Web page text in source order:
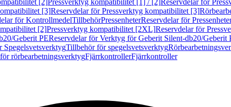
[2]Pressverktyg kompatibilitet [1] / [2]Reservdelar för
[3]Reservdelar för Pressverktyg kompatibilitet [3]
för KontrollmedelTillbehörPressenheterReservdelar för
[2]Pressverktyg kompatibilitet [2XL]Reservdelar för
Geberit PEReservdelar för Verktyg för Geberit Silent-db20/Geberit
SpegelsvetsverktygTillbehör för spegelsvetsverktyg
rörbearbetningsverktygFjärrkontrollerFjärrkontroller